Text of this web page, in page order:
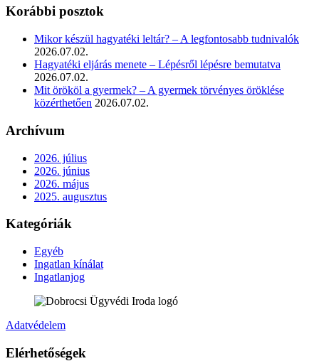
Korábbi posztok
Mikor készül hagyatéki leltár? – A legfontosabb tudnivalók
2026.07.02.
Hagyatéki eljárás menete – Lépésről lépésre bemutatva
2026.07.02.
Mit örököl a gyermek? – A gyermek törvényes öröklése
közérthetően 2026.07.02.
Archívum
2026. július
2026. június
2026. május
2025. augusztus
Kategóriák
Egyéb
Ingatlan kínálat
Ingatlanjog
Adatvédelem
Elérhetőségek